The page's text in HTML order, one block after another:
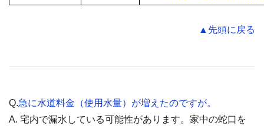
▲先頭に戻る
Q.急に水道料金（使用水量）が増えたのですが。
A. 宅内で漏水している可能性があります。家中の蛇口を